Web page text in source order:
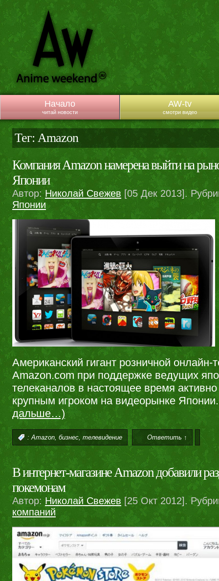
Начало
читай новости
AW-tv
смотри видео
Тег: Amazon
Компания Amazon намерена выйти на
Японии
Автор:Николай Свежев [05 Дек 2013].
Японии
Американский гигант розничной онлайн-
Amazon.com при поддержке ведущих
телеканалов в настоящее время активно
крупным игроком на видеорынке
дальше…)
: Amazon, бизнес, телевидение Ответить ↑
В интернет-магазине Amazon добавили
покемонам
Автор: Николай Свежев [25 Окт 2012].
компаний